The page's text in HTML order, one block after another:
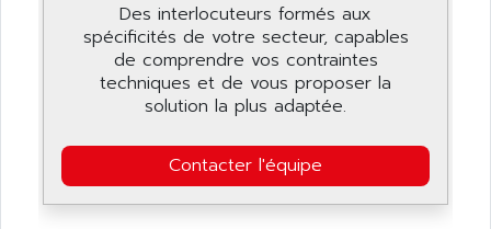
Des interlocuteurs formés aux
spécificités de votre secteur, capables
de comprendre vos contraintes
techniques et de vous proposer la
solution la plus adaptée.
Contacter l'équipe